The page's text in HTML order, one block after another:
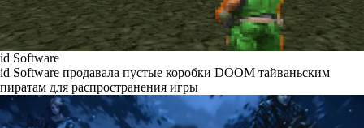
id Software
id Software продавала пустые коробки DOOM тайваньским
пиратам для распространения игры